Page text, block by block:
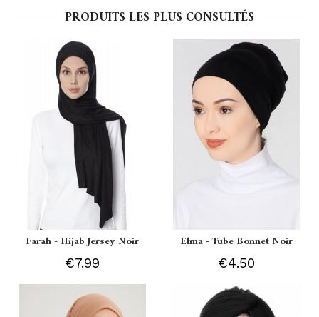
PRODUITS LES PLUS CONSULTÉS
Farah - Hijab Jersey Noir
€7.99
Elma - Tube Bonnet Noir
€4.50